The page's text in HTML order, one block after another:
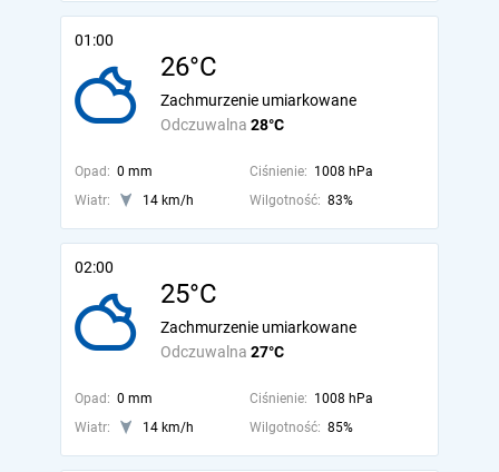
01:00
26°C
Odczuwalna 28°C
Zachmurzenie umiarkowane
Opad: 0 mm Ciśnienie: 1008 hPa
Wiatr:
14 km/h Wilgotność: 83%
02:00
25°C
Odczuwalna 27°C
Zachmurzenie umiarkowane
Opad: 0 mm Ciśnienie: 1008 hPa
Wiatr:
14 km/h Wilgotność: 85%